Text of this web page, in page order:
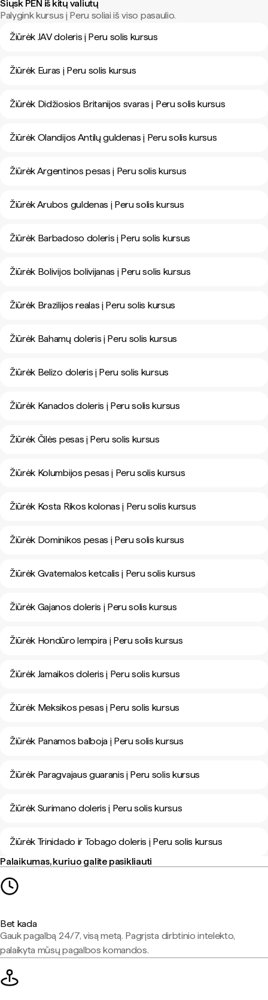
Siųsk PEN iš kitų valiutų
Palygink kursus į Peru soliai iš viso pasaulio.
Žiūrėk JAV doleris į Peru solis kursus
Žiūrėk Euras į Peru solis kursus
Žiūrėk Didžiosios Britanijos svaras į Peru solis kursus
Žiūrėk Olandijos Antilų guldenas į Peru solis kursus
Žiūrėk Argentinos pesas į Peru solis kursus
Žiūrėk Arubos guldenas į Peru solis kursus
Žiūrėk Barbadoso doleris į Peru solis kursus
Žiūrėk Bolivijos bolivijanas į Peru solis kursus
Žiūrėk Brazilijos realas į Peru solis kursus
Žiūrėk Bahamų doleris į Peru solis kursus
Žiūrėk Belizo doleris į Peru solis kursus
Žiūrėk Kanados doleris į Peru solis kursus
Žiūrėk Čilės pesas į Peru solis kursus
Žiūrėk Kolumbijos pesas į Peru solis kursus
Žiūrėk Kosta Rikos kolonas į Peru solis kursus
Žiūrėk Dominikos pesas į Peru solis kursus
Žiūrėk Gvatemalos ketcalis į Peru solis kursus
Žiūrėk Gajanos doleris į Peru solis kursus
Žiūrėk Hondūro lempira į Peru solis kursus
Žiūrėk Jamaikos doleris į Peru solis kursus
Žiūrėk Meksikos pesas į Peru solis kursus
Žiūrėk Panamos balboja į Peru solis kursus
Žiūrėk Paragvajaus guaranis į Peru solis kursus
Žiūrėk Surimano doleris į Peru solis kursus
Žiūrėk Trinidado ir Tobago doleris į Peru solis kursus
Palaikumas, kuriuo galite pasikliauti
Bet kada
Gauk pagalbą 24/7, visą metą. Pagrįsta dirbtinio intelekto,
palaikyta mūsų pagalbos komandos.